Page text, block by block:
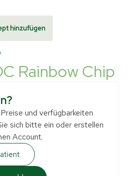
hinzufügen
Rainbow Chip
und verfügbarkeiten
sich bitte ein oder erstellen
Account.